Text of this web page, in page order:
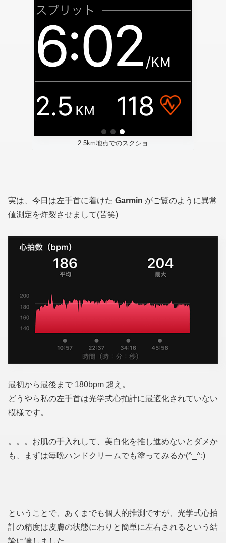
2.5km地点でのスクショ
実は、今日は左手首に着けた Garmin がご覧のように異常
値測定を炸裂させまして(苦笑)
最初から最後まで 180bpm 超え。
どうやら私の左手首は光学式心拍計に最適化されていない
模様です。
。。。お肌の手入れして、美白化を推し進めないとダメか
も、まずは毎晩ハンドクリームでも塗ってみるか(^_^;)
ということで、あくまでも個人的推測ですが、光学式心拍
計の精度は皮膚の状態にわりと簡単に左右されるという結
論に達しました。